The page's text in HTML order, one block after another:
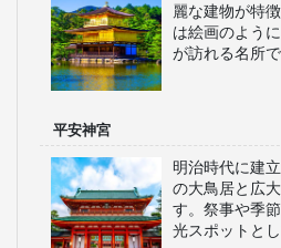
麗な建物が特
は絵画のよう
が訪れる名所で
平安神宮
明治時代に建
の大鳥居と広
す。祭事や季
光スポットとし